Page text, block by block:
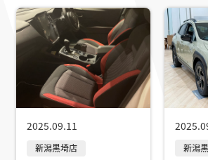
2025.09.11